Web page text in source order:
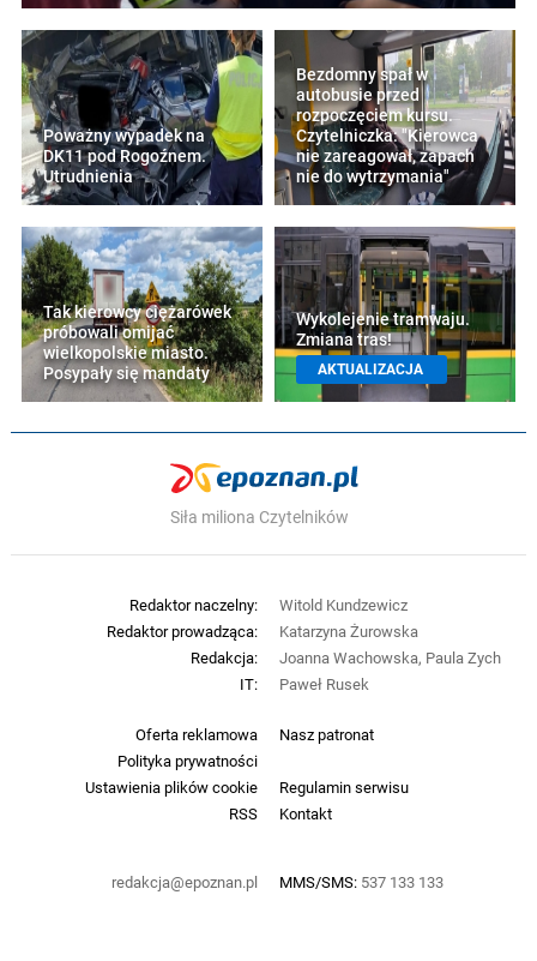
Poważny wypadek na
DK11 pod Rogoźnem.
Utrudnienia
Bezdomny spał w
autobusie przed
rozpoczęciem kursu.
Czytelniczka: "Kierowca
nie zareagował, zapach
nie do wytrzymania"
Tak kierowcy ciężarówek
próbowali omijać
wielkopolskie miasto.
Posypały się mandaty
Wykolejenie tramwaju.
Zmiana tras!
AKTUALIZACJA
Siła miliona Czytelników
Oferta reklamowa
Nasz patronat
Polityka prywatności
Ustawienia plików cookie
Regulamin serwisu
RSS
Kontakt
redakcja@epoznan.pl MMS/SMS: 537 133 133
Redaktor naczelny:
Witold Kundzewicz
Redaktor prowadząca:
Katarzyna Żurowska
Redakcja:
Joanna Wachowska, Paula Zych
IT:
Paweł Rusek